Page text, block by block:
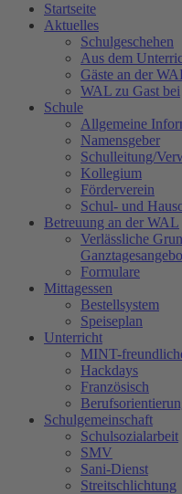
Startseite
Aktuelles
Schulgeschehen
Aus dem
Gäste an der
WAL zu Gast bei
Schule
Allgemeine
Namensgeber
Schulleitung/
Kollegium
Förderverein
Schul- und
Betreuung an der WAL
Verlässliche
Formulare
Mittagessen
Bestellsystem
Speiseplan
Unterricht
MINT-
Hackdays
Französisch
Schulgemeinschaft
Schulsozialarbeit
SMV
Sani-Dienst
Streitschlichtung